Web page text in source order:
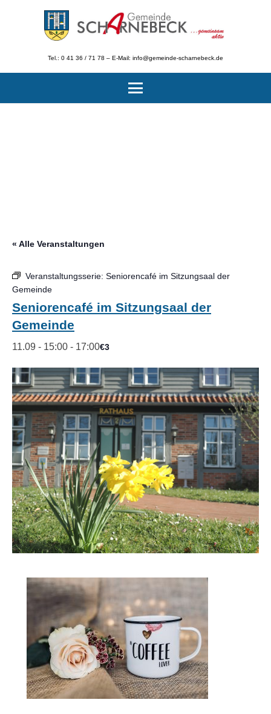
Tel.: 0 41 36 / 71 78 – E-Mail: info@gemeinde-scharnebeck.de
« Alle Veranstaltungen
Veranstaltungsserie: Seniorencafé im Sitzungsaal der
Gemeinde
Seniorencafé im Sitzungsaal der
Gemeinde
11.09 - 15:00 - 17:00€3